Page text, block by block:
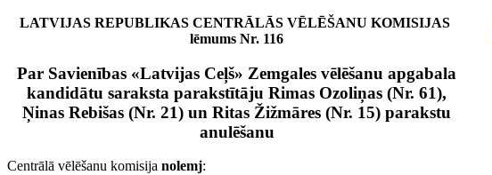
LATVIJAS REPUBLIKAS CENTRĀLĀS VĒLĒŠANU KOMISIJAS
lēmums Nr. 116
Par Savienības «Latvijas Ceļš» Zemgales vēlēšanu apgabala
kandidātu saraksta parakstītāju Rimas Ozoliņas (Nr. 61),
Ņinas Rebišas (Nr. 21) un Ritas Žižmāres (Nr. 15) parakstu
anulēšanu
Centrālā vēlēšanu komisija nolemj: